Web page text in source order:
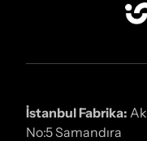
İstanbul Fabrika:
No:5 Samandıra